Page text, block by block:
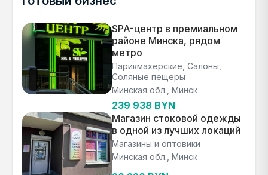
SPA-центр в премиальном
районе Минска, рядом
метро
Парикмахерские, Салоны,
Соляные пещеры
Минская обл., Минск
239 938 BYN
Магазин стоковой одежды
в одной из лучших локаций
Магазины и оптовики
Минская обл., Минск